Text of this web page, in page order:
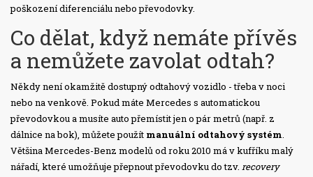
poškození diferenciálu nebo převodovky.
Co dělat, když nemáte přívěs
a nemůžete zavolat odtah?
Někdy není okamžitě dostupný odtahový vozidlo - třeba v noci
nebo na venkově. Pokud máte Mercedes s automatickou
převodovkou a musíte auto přemístit jen o pár metrů (např. z
dálnice na bok), můžete použít manuální odtahový systém.
Většina Mercedes-Benz modelů od roku 2010 má v kufříku malý
nářadí, které umožňuje přepnout převodovku do tzv. recovery